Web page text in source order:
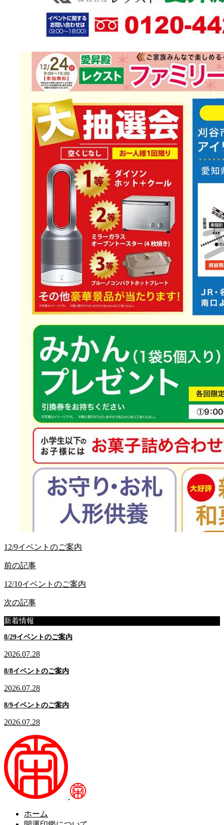
12/9イベントのご案内
前の記事
12/10イベントのご案内
次の記事
新着情報
8/29イベントのご案内
2026.07.28
8/8イベントのご案内
2026.07.28
8/9イベントのご案内
2026.07.28
ホーム